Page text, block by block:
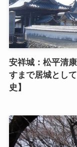
安祥城：松平清
すまで居城とし
史】